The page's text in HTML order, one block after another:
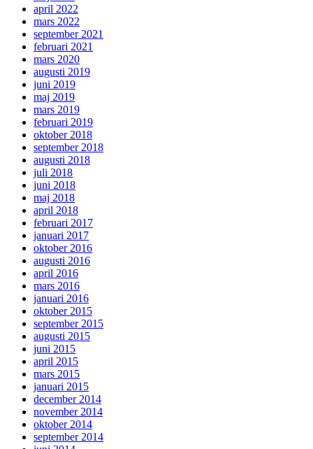
april 2022
mars 2022
september 2021
februari 2021
mars 2020
augusti 2019
juni 2019
maj 2019
mars 2019
februari 2019
oktober 2018
september 2018
augusti 2018
juli 2018
juni 2018
maj 2018
april 2018
februari 2017
januari 2017
oktober 2016
augusti 2016
april 2016
mars 2016
januari 2016
oktober 2015
september 2015
augusti 2015
juni 2015
april 2015
mars 2015
januari 2015
december 2014
november 2014
oktober 2014
september 2014